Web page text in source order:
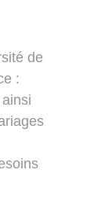
de
: